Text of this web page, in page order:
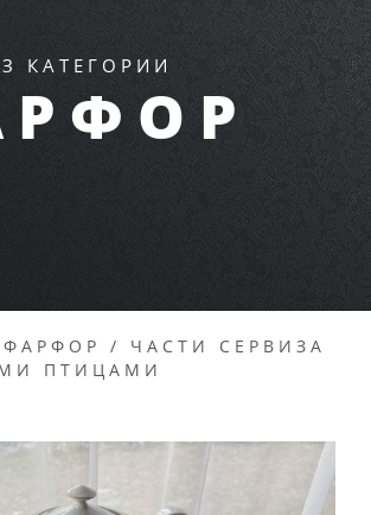
КАТЕГОРИИ
ФАРФОР / ЧАСТИ СЕРВИЗА
ПТИЦАМИ